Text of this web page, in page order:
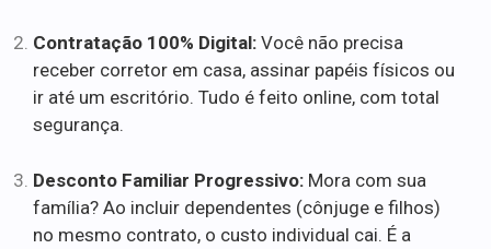
Contratação 100% Digital: Você não precisa
receber corretor em casa, assinar papéis físicos ou
ir até um escritório. Tudo é feito online, com total
segurança.
Desconto Familiar Progressivo: Mora com sua
família? Ao incluir dependentes (cônjuge e filhos)
no mesmo contrato, o custo individual cai. É a